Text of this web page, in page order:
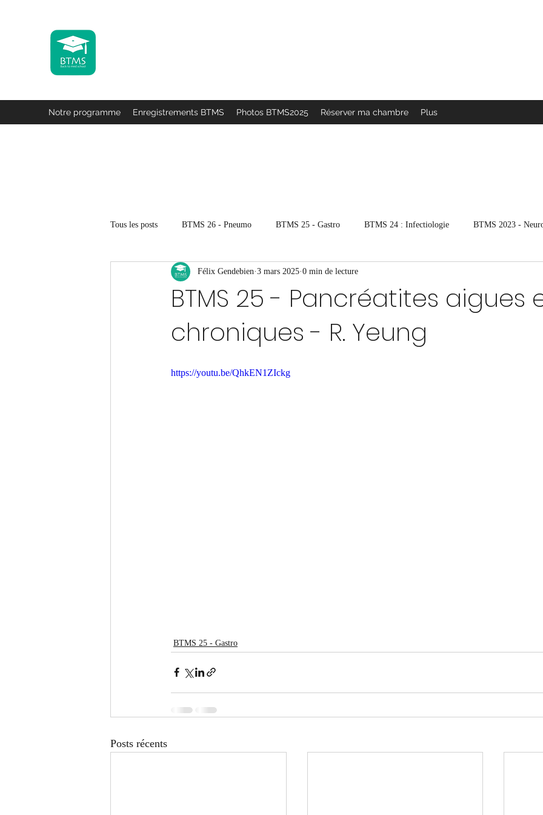
Notre programme Enregistrements BTMS Photos BTMS2025 Réserver ma chambre Plus
Tous les posts BTMS 26 - Pneumo BTMS 25 - Gastro BTMS 24 : Infectiologie BTMS 2023 -
BTMS 25 - Pancréatites aigues
chroniques - R. Yeung
Félix Gendebien 3 mars 2025 0 min de lecture
https://youtu.be/QhkEN1ZIckg
BTMS 25 - Gastro
Posts récents